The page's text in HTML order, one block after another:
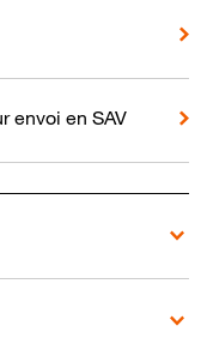
envoi en SAV